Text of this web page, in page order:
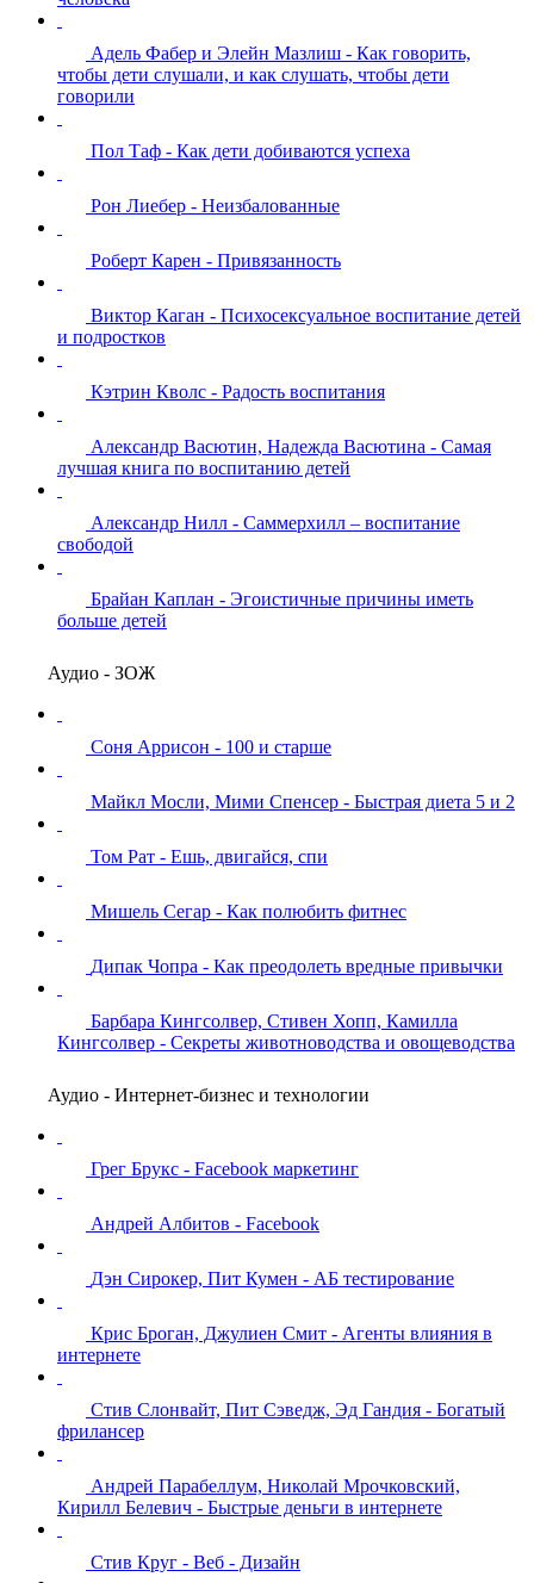
Адель Фабер и Элейн Мазлиш - Как говорить,
чтобы дети слушали, и как слушать, чтобы дети
говорили
Пол Таф - Как дети добиваются успеха
Рон Лиебер - Неизбалованные
Роберт Карен - Привязанность
Виктор Каган - Психосексуальное воспитание детей
и подростков
Кэтрин Кволс - Радость воспитания
Александр Васютин, Надежда Васютина - Самая
лучшая книга по воспитанию детей
Александр Нилл - Саммерхилл – воспитание
свободой
Брайан Каплан - Эгоистичные причины иметь
больше детей
Аудио - ЗОЖ
Соня Аррисон - 100 и старше
Майкл Мосли, Мими Спенсер - Быстрая диета 5 и 2
Том Рат - Ешь, двигайся, спи
Мишель Сегар - Как полюбить фитнес
Дипак Чопра - Как преодолеть вредные привычки
Барбара Кингсолвер, Стивен Хопп, Камилла
Кингсолвер - Секреты животноводства и овощеводства
Аудио - Интернет-бизнес и технологии
Грег Брукс - Facebook маркетинг
Андрей Албитов - Facebook
Дэн Сирокер, Пит Кумен - АБ тестирование
Крис Броган, Джулиен Смит - Агенты влияния в
интернете
Стив Слонвайт, Пит Сэведж, Эд Гандия - Богатый
фрилансер
Андрей Парабеллум, Николай Мрочковский,
Кирилл Белевич - Быстрые деньги в интернете
Стив Круг - Веб - Дизайн